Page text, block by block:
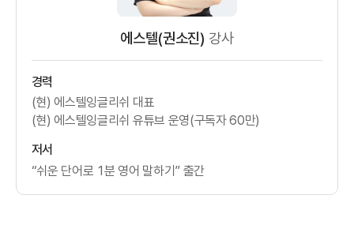
에스텔(권소진) 강사
경력
(현) 에스텔잉글리쉬 대표
(현) 에스텔잉글리쉬 유튜브 운영(구독자 60만)
저서
“쉬운 단어로 1분 영어 말하기” 출간